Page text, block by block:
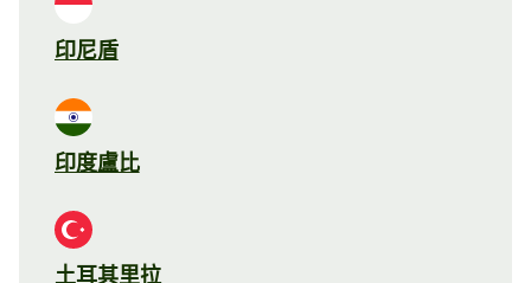
印尼盾
印度盧比
土耳其里拉